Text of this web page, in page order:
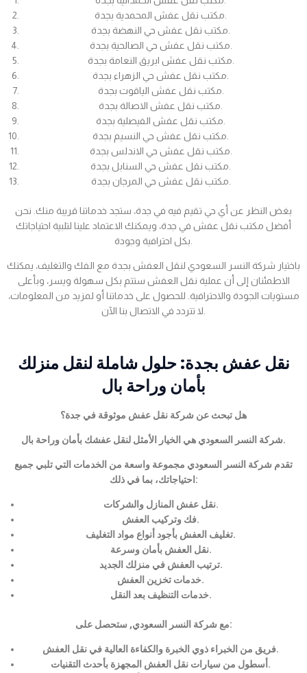
بغض النظر عن أي حي تقيم فيه في جدة، ستجد خدماتنا قريبة منك. نحن
أفضل مكتب نقل عفش في جدة، ويمكنك الاعتماد علينا لتلبية احتياجاتك
باختيار شركة النسر السعودي لنقل العفش بجدة مع الفك والتغليف، يمكنك
الاطمئنان إلى أن عملية نقل العفش ستتم بكل سهولة ويسر، وبأعلى
مستويات الجودة والاحترافية. للحصول على خدماتنا أو لمزيد من المعلومات،
نقل عفش بجدة: حلول شاملة لنقل منزلك
بأمان وراحة بال
هل تبحث عن شركة نقل عفش موثوقة في جدة؟
شركة النسر السعودي هي الخيار الأمثل لنقل عفشك بأمان وراحة بال.
تقدم شركة النسر السعودي مجموعة واسعة من الخدمات التي تلبي جميع
احتياجاتك، بما في ذلك:
نقل عفش المنازل والشركات.
فك وتركيب العفش.
تغليف العفش بأجود أنواع مواد التغليف.
نقل العفش بأمان وسرعة.
ترتيب العفش في منزلك الجديد.
خدمات تخزين العفش.
خدمات التنظيف بعد النقل.
مع شركة النسر السعودي, ستحصل على:
فريق من الخبراء ذوي الخبرة والكفاءة العالية في نقل العفش.
أسطول من سيارات نقل العفش المجهزة بأحدث التقنيات.